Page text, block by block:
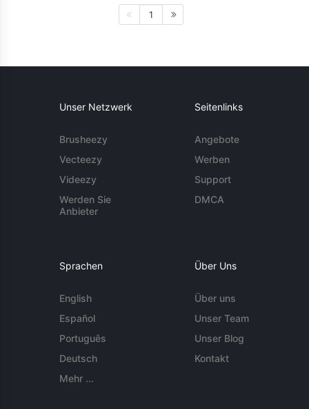
1
Unser Netzwerk
Brusheezy
Vecteezy
Videezy
Werden Sie
Anbieter
Seitenlinks
Angebote
Werben
Support
DMCA
Sprachen
English
Español
Português
Deutsch
Mehr ...
Über Uns
Über uns
Unser Team
Unser Blog
Kontakt